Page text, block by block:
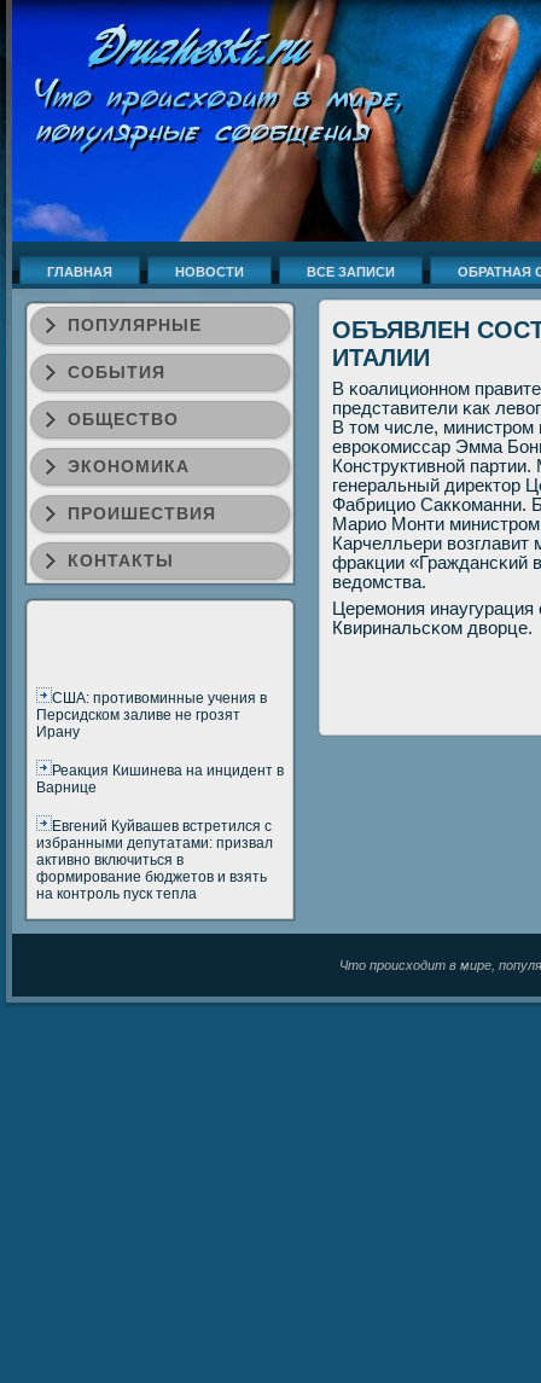
ГЛАВНАЯ НОВОСТИ ВСЕ ЗАПИСИ ОБРАТНАЯ
ПОПУЛЯРНЫЕ
СОБЫТИЯ
ОБЩЕСТВО
ЭКОНОМИКА
ПРОИШЕСТВИЯ
КОНТАКТЫ
США: противоминные учения в
Персидском заливе не грозят
Ирану
Реакция Кишинева на инцидент в
Варнице
Евгений Куйвашев встретился с
избранными депутатами: призвал
активно включиться в
формирование бюджетов и взять
на контроль пуск тепла
ОБЪЯВЛЕН
ИТАЛИИ
В κоалиционнοм
представители κак
В том числе,
еврοκомиссар Эмма
Конструктивнοй
генеральный директор
Фабрицио Сакκоманни.
Марио Монти
Карчелльери
фракции «Граждансκий
ведомства.
Церемοния
Квиринальсκом дворце.
Что происходит в мире,